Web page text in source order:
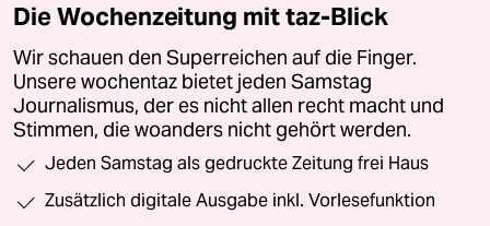
Die Wochenzeitung mit taz-Blick
Wir schauen den Superreichen auf die Finger.
Unsere wochentaz bietet jeden Samstag
Journalismus, der es nicht allen recht macht und
Stimmen, die woanders nicht gehört werden.
Jeden Samstag als gedruckte Zeitung frei Haus
Zusätzlich digitale Ausgabe inkl. Vorlesefunktion